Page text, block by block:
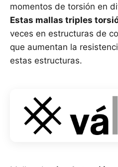
momentos de torsión en
Estas mallas triples
veces en estructuras de
que aumentan la
estas estructuras.